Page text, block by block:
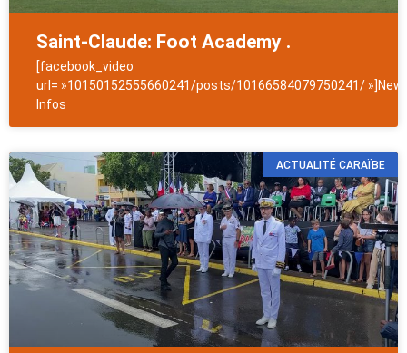
Saint-Claude: Foot Academy .
[facebook_video
url= »10150152555660241/posts/10166584079750241/
Infos
ACTUALITÉ CARAÏBE